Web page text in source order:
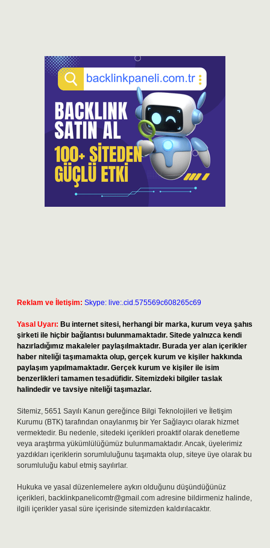
Reklam ve İletişim: Skype: live:.cid.575569c608265c69
Yasal Uyarı: Bu internet sitesi, herhangi bir marka, kurum veya şahıs
şirketi ile hiçbir bağlantısı bulunmamaktadır. Sitede yalnızca kendi
hazırladığımız makaleler paylaşılmaktadır. Burada yer alan içerikler
haber niteliği taşımamakta olup, gerçek kurum ve kişiler hakkında
paylaşım yapılmamaktadır. Gerçek kurum ve kişiler ile isim
benzerlikleri tamamen tesadüfidir. Sitemizdeki bilgiler taslak
halindedir ve tavsiye niteliği taşımazlar.
Sitemiz, 5651 Sayılı Kanun gereğince Bilgi Teknolojileri ve İletişim
Kurumu (BTK) tarafından onaylanmış bir Yer Sağlayıcı olarak hizmet
vermektedir. Bu nedenle, sitedeki içerikleri proaktif olarak denetleme
veya araştırma yükümlülüğümüz bulunmamaktadır. Ancak, üyelerimiz
yazdıkları içeriklerin sorumluluğunu taşımakta olup, siteye üye olarak bu
sorumluluğu kabul etmiş sayılırlar.
Hukuka ve yasal düzenlemelere aykırı olduğunu düşündüğünüz
içerikleri, backlinkpanelicomtr@gmail.com adresine bildirmeniz halinde,
ilgili içerikler yasal süre içerisinde sitemizden kaldırılacaktır.